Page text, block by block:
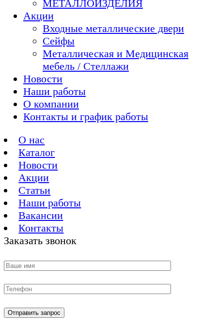
МЕТАЛЛОИЗДЕЛИЯ
Акции
Входные металлические двери
Сейфы
Металлическая и Медицинская
мебель / Стеллажи
Новости
Наши работы
О компании
Контакты и график работы
О нас
Каталог
Новости
Акции
Статьи
Наши работы
Вакансии
Контакты
Заказать звонок